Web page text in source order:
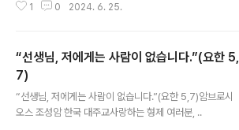
서 사도들에게 당신을 나타내시는 방식이 아주 흥미롭
이렇게, 성령은 제자들 각각에게 개인적으로 나타나셨습니
다. 온 세상 모든 사람들에게 일반적이고 추상적으로 내
린 것이 아니라, 성령을 기다리고 있던 각 제자들에게 개인
적으로, 특별하게 내렸다는 말씀입니다.성령을 기다리
는 이 기대는, 그리스도에 대한 사랑의 열매인데, 오늘날 많
1 0 2024. 6. 25.
“선생님, 저에게는 사람이 없습니다.”(요한 5,
7)
“선생님, 저에게는 사람이 없습니다.”(요한 5,7)암브로시
오스 조성암 한국 대주교사랑하는 형제 여러분, ..